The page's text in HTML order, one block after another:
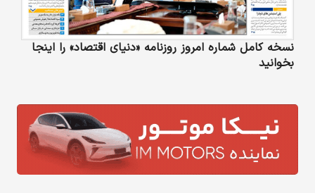
نسخه کامل شماره امروز روزنامه «دنیای‌ اقتصاد» را اینجا
بخوانید